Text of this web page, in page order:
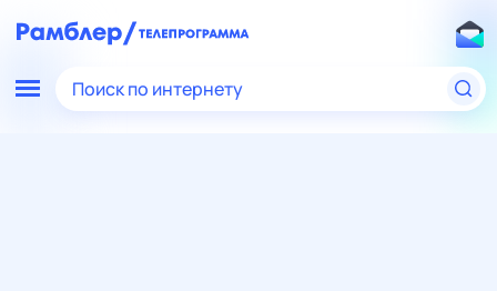
Поиск по интернету